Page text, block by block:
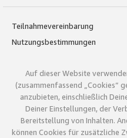
Teilnahmevereinbarung
Nutzungsbestimmungen
Auf dieser Website
(zusammenfassend „Cookies“
anzubieten, einschließlich
Deiner Einstellungen, der
Bereitstellung von Inhalten.
können Cookies für zusätzliche